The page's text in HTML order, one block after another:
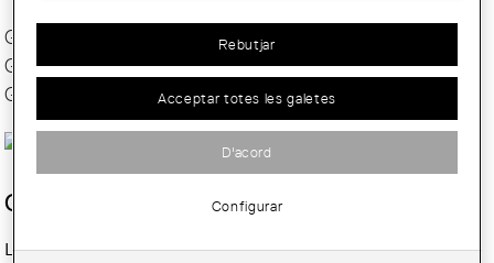
Grups de Treball
Grups Territorials
Grups Oberts
GRUPS
L’arquitectura és una professió amb diversitat
Rebutjar
Acceptar totes les galetes
D'acord
Configurar